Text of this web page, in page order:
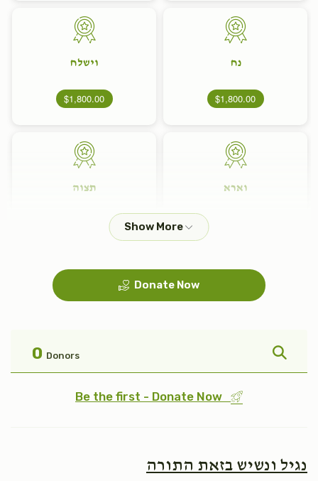
נח
$1,800.00
וישלח
$1,800.00
וארא תצוה
$1,800.00
Donate Now
0 Donors
Be the first - Donate Now
נגיל ונשיש בזאת התורה